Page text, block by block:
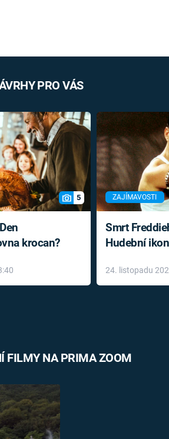
PRO VÁS
5
krocan?
ZAJÍMAVOSTI
Smrt
Hudební
léky
24. listopadu
FILMY NA PRIMA ZOOM